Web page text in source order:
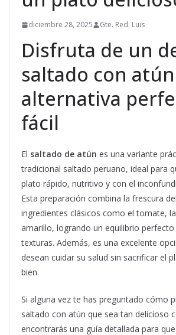
diciembre 28, 2025 Gte. Red. Luis
Disfruta de un
saltado con
alternativa
fácil
El saltado de atún es una variante
tradicional saltado peruano, ideal para
plato rápido, nutritivo y con el
Esta preparación combina la frescura
ingredientes clásicos como el tomate,
amarillo, logrando un equilibrio
texturas. Además, es una excelente
desean cuidar su salud sin sacrificar el
bien.
Si alguna vez te has preguntado cómo
saltado con atún que sea tan delicioso
encontrarás una guía detallada para